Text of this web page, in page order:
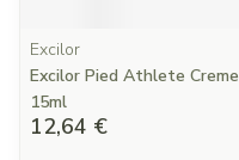
Excilor
Excilor Pied Athlete Creme
15ml
12,64 €